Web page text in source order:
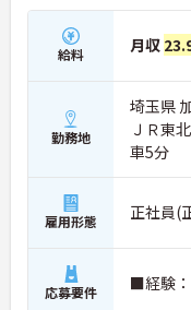
給料 月収
勤務地
埼玉県
ＪＲ東
車5分
雇用形態 正社員(
応募要件 ■経験